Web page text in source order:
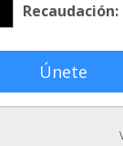
Recaudación:
Únete